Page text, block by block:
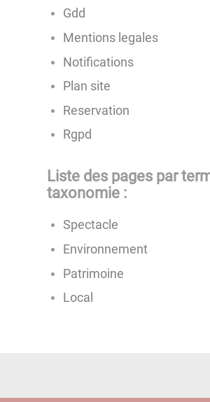
Gdd
Mentions legales
Notifications
Plan site
Reservation
Rgpd
Liste des pages par
taxonomie :
Spectacle
Environnement
Patrimoine
Local